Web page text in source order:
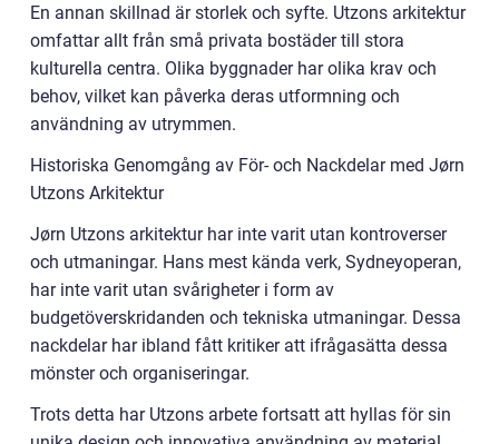
En annan skillnad är storlek och syfte. Utzons arkitektur
omfattar allt från små privata bostäder till stora
kulturella centra. Olika byggnader har olika krav och
behov, vilket kan påverka deras utformning och
användning av utrymmen.
Historiska Genomgång av För- och Nackdelar med Jørn
Utzons Arkitektur
Jørn Utzons arkitektur har inte varit utan kontroverser
och utmaningar. Hans mest kända verk, Sydneyoperan,
har inte varit utan svårigheter i form av
budgetöverskridanden och tekniska utmaningar. Dessa
nackdelar har ibland fått kritiker att ifrågasätta dessa
mönster och organiseringar.
Trots detta har Utzons arbete fortsatt att hyllas för sin